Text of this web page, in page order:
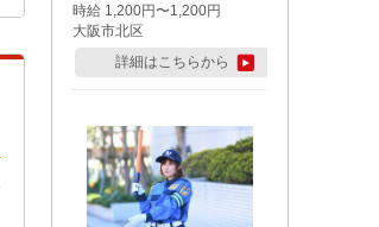
時給 1,200円〜1,200円
大阪市北区
詳細はこちらから